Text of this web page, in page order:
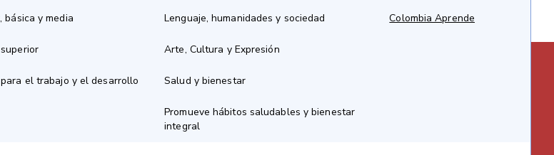
básica y media
el trabajo y el desarrollo
Lenguaje, humanidades y sociedad
Arte, Cultura y Expresión
Salud y bienestar
Promueve hábitos saludables y bienestar
integral
Colombia Aprende